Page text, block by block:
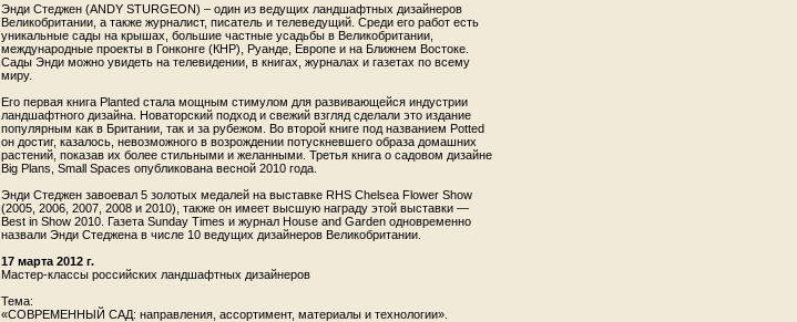
Энди Стеджен (ANDY STURGEON) – один из ведущих ландшафтных дизайнеров
Великобритании, а также журналист, писатель и телеведущий. Среди его работ есть
уникальные сады на крышах, большие частные усадьбы в Великобритании,
международные проекты в Гонконге (КНР), Руанде, Европе и на Ближнем Востоке.
Сады Энди можно увидеть на телевидении, в книгах, журналах и газетах по всему
миру.
Его первая книга Planted стала мощным стимулом для развивающейся индустрии
ландшафтного дизайна. Новаторский подход и свежий взгляд сделали это издание
популярным как в Британии, так и за рубежом. Во второй книге под названием Potted
он достиг, казалось, невозможного в возрождении потускневшего образа домашних
растений, показав их более стильными и желанными. Третья книга о садовом дизайне
Big Plans, Small Spaces опубликована весной 2010 года.
Энди Стеджен завоевал 5 золотых медалей на выставке RHS Chelsea Flower Show
(2005, 2006, 2007, 2008 и 2010), также он имеет высшую награду этой выставки —
Best in Show 2010. Газета Sunday Times и журнал House and Garden одновременно
назвали Энди Стеджена в числе 10 ведущих дизайнеров Великобритании.
17 марта 2012 г.
Мастер-классы российских ландшафтных дизайнеров
Тема:
«СОВРЕМЕННЫЙ САД: направления, ассортимент, материалы и технологии».